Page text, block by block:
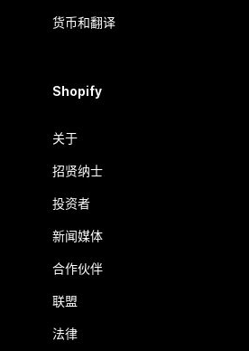
货币和翻译
Shopify
关于
招贤纳士
投资者
新闻媒体
合作伙伴
联盟
法律